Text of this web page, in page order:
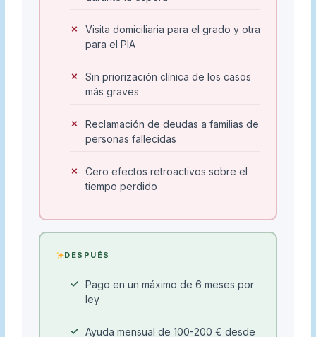
Visita domiciliaria para el grado y otra
para el PIA
Sin priorización clínica de los casos
más graves
Reclamación de deudas a familias de
personas fallecidas
Cero efectos retroactivos sobre el
tiempo perdido
DESPUÉS
Pago en un máximo de 6 meses por
ley
Ayuda mensual de 100-200 € desde